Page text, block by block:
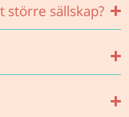
större sällskap?